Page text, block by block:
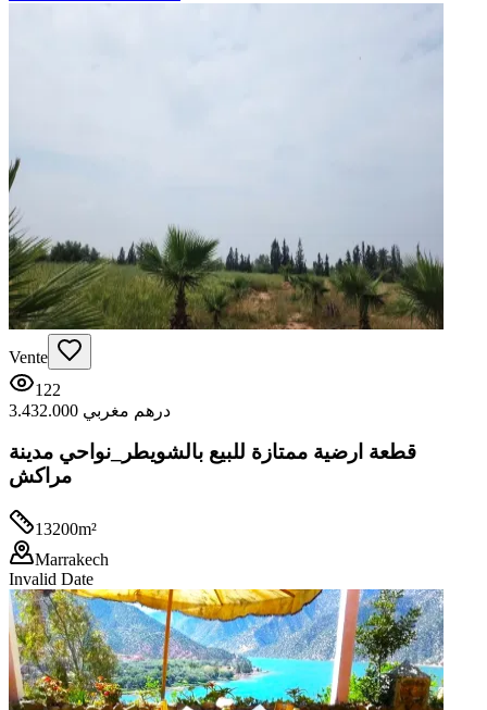
Vente
122
3.432.000 درهم مغربي
قطعة ارضية ممتازة للبيع بالشويطر_نواحي مدينة
مراكش
13200m²
Marrakech
Invalid Date